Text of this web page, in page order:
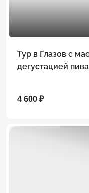
Тур в Глазов с
дегустацией
4 600 ₽